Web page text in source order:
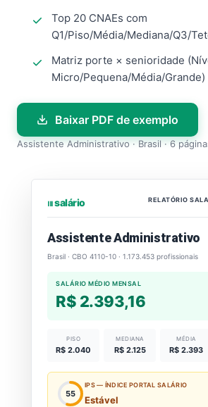
Top 20 CNAEs com
Q1/Piso/Média/Mediana/Q3/
Matriz porte × senioridade
Micro/Pequena/Média/Grande)
Baixar PDF de exemplo
Assistente Administrativo · Brasil · 6
⏐⏐⏐ salário RELATÓRIO
Assistente Administrativo
Brasil · CBO 4110-10 · 1.173.453 profissionais
SALÁRIO MÉDIO MENSAL
R$ 2.393,16
PISO
R$ 2.040
MEDIANA
R$ 2.125
MÉDIA
R$ 2.393
55
IPS — ÍNDICE PORTAL SALÁRIO
Estável